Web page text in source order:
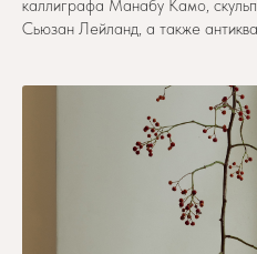
каллиграфа Манабу Камо,
Сьюзан Лейланд, а также